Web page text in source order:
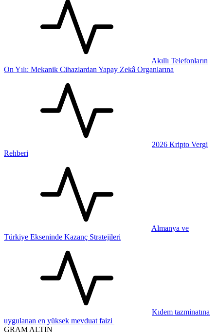
Akıllı Telefonların
On Yılı: Mekanik Cihazlardan Yapay Zekâ Organlarına
2026 Kripto Vergi
Rehberi
Almanya ve
Türkiye Ekseninde Kazanç Stratejileri
Kıdem tazminatına
uygulanan en yüksek mevduat faizi
GRAM ALTIN